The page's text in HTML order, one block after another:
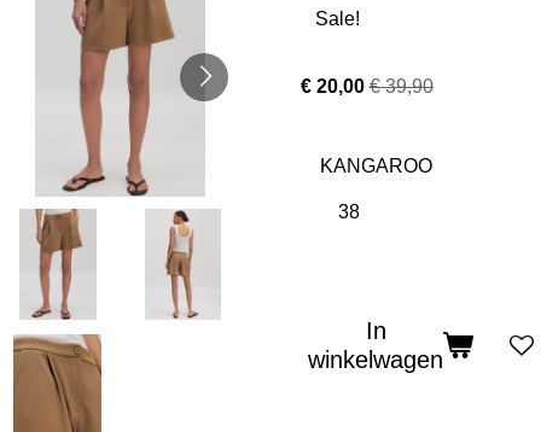
Sale!
€ 20,00 € 39,90
KANGAROO
In
winkelwagen